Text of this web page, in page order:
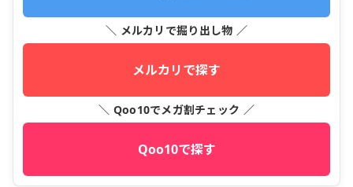
＼ メルカリで掘り出し物 ／
メルカリで探す
＼ Qoo10でメガ割チェック ／
Qoo10で探す